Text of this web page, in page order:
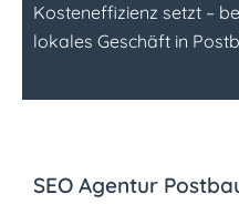
Kosteneffizienz setzt –
lokales Geschäft in
SEO Agentur